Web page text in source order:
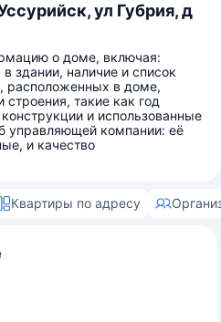
ул Губрия, д
о доме, включая:
здании, наличие и список
расположенных в доме,
такие как год
и использованные
управляющей компании: её
и качество
Квартиры по адресу